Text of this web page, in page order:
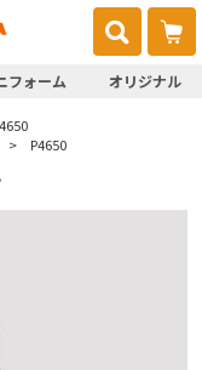
フォーム オリジナル
P4650